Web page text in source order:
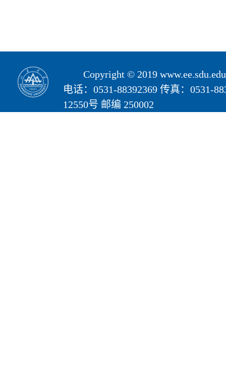
Copyright © 2019
电话：0531-88392369 传真：0531-
12550号 邮编 250002